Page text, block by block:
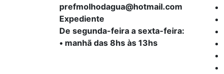
prefmolhodagua@hotmail.com
Expediente
De segunda-feira a sexta-feira:
• manhã das 8hs às 13hs